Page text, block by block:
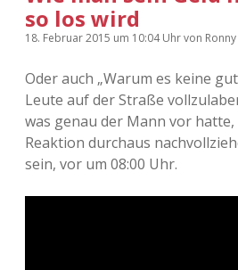
so los wird
18. Februar 2015 um 10:04 Uhrvon Ronny
Oder auch „Warum es keine
Leute auf der Straße
was genau der Mann vor
Reaktion durchaus
sein, vor um 08:00 Uhr.